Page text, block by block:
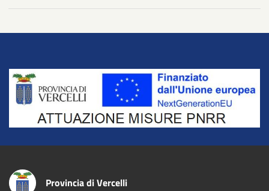
Title
Provincia di Vercelli